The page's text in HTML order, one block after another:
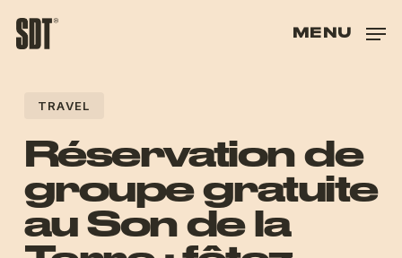
MENU
TRAVEL
Réservation de
groupe gratuite
au Son de la